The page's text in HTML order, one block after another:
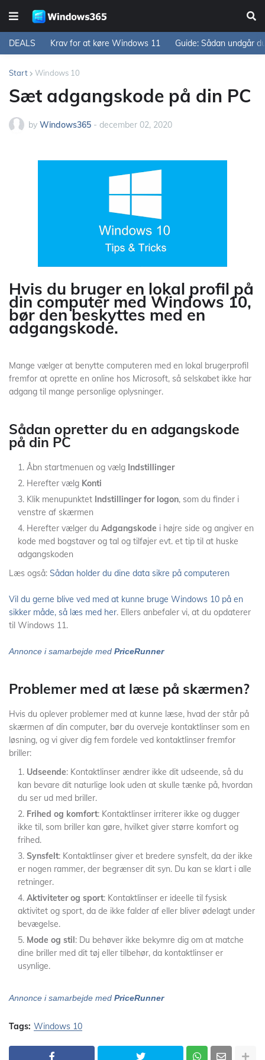
DEALS Krav for at køre Windows 11 Guide: Sådan undgår
Start Windows 10
Sæt adgangskode på din PC
by Windows365 - december 02, 2020
Hvis du bruger en lokal profil på
din computer med Windows 10,
bør den beskyttes med en
adgangskode.
Mange vælger at benytte computeren med en lokal brugerprofil
fremfor at oprette en online hos Microsoft, så selskabet ikke har
adgang til mange personlige oplysninger.
Sådan opretter du en adgangskode
på din PC
Åbn startmenuen og vælg Indstillinger
Herefter vælg Konti
Klik menupunktet Indstillinger for logon, som du finder i
venstre af skærmen
Herefter vælger du Adgangskode i højre side og angiver en
kode med bogstaver og tal og tilføjer evt. et tip til at huske
adgangskoden
Læs også: Sådan holder du dine data sikre på computeren
Vil du gerne blive ved med at kunne bruge Windows 10 på en
sikker måde, så læs med her. Ellers anbefaler vi, at du opdaterer
til Windows 11.
Annonce i samarbejde med PriceRunner
Problemer med at læse på skærmen?
Hvis du oplever problemer med at kunne læse, hvad der står på
skærmen af din computer, bør du overveje kontaktlinser som en
løsning, og vi giver dig fem fordele ved kontaktlinser fremfor
briller:
Udseende: Kontaktlinser ændrer ikke dit udseende, så du
kan bevare dit naturlige look uden at skulle tænke på, hvordan
du ser ud med briller.
Frihed og komfort: Kontaktlinser irriterer ikke og dugger
ikke til, som briller kan gøre, hvilket giver større komfort og
frihed.
Synsfelt: Kontaktlinser giver et bredere synsfelt, da der ikke
er nogen rammer, der begrænser dit syn. Du kan se klart i alle
retninger.
Aktiviteter og sport: Kontaktlinser er ideelle til fysisk
aktivitet og sport, da de ikke falder af eller bliver ødelagt under
bevægelse.
Mode og stil: Du behøver ikke bekymre dig om at matche
dine briller med dit tøj eller tilbehør, da kontaktlinser er
usynlige.
Annonce i samarbejde med PriceRunner
Tags: Windows 10